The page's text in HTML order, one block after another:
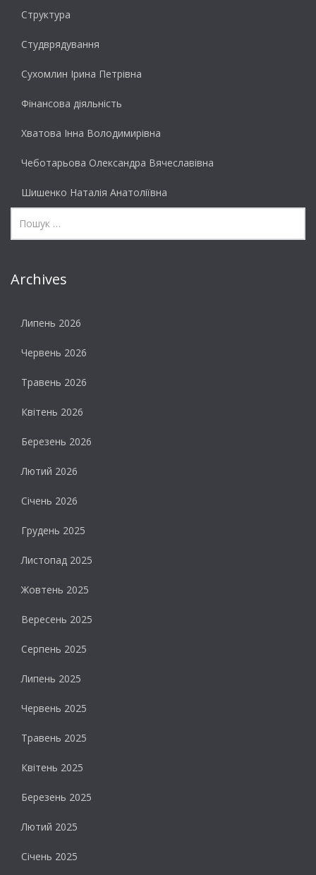
Структура
Студврядування
Сухомлин Ірина Петрівна
Фінансова діяльність
Хватова Інна Володимирівна
Чеботарьова Олександра Вячеславівна
Шишенко Наталія Анатоліївна
Archives
Липень 2026
Червень 2026
Травень 2026
Квітень 2026
Березень 2026
Лютий 2026
Січень 2026
Грудень 2025
Листопад 2025
Жовтень 2025
Вересень 2025
Серпень 2025
Липень 2025
Червень 2025
Травень 2025
Квітень 2025
Березень 2025
Лютий 2025
Січень 2025